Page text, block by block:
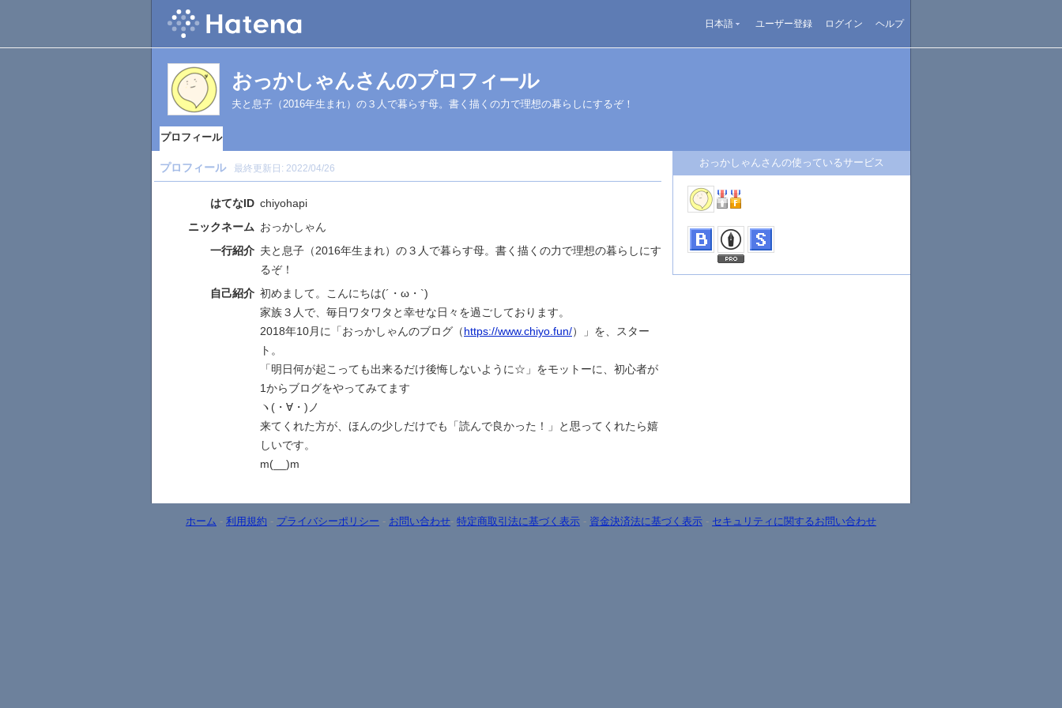
日本語 ユーザー登録 ログイン ヘルプ
おっかしゃんさんのプロフィール
夫と息子（2016年生まれ）の３人で暮らす母。書く描くの力で理想の暮らしにするぞ！
プロフィール
プロフィール 最終更新日: 2022/04/26
はてなID chiyohapi
ニックネーム おっかしゃん
一行紹介 夫と息子（2016年生まれ）の３人で暮らす母。書く描くの力で理想の暮らしにす
るぞ！
自己紹介 初めまして。こんにちは(´・ω・`)
家族３人で、毎日ワタワタと幸せな日々を過ごしております。
2018年10月に「おっかしゃんのブログ（https://www.chiyo.fun/）」を、スター
ト。
「明日何が起こっても出来るだけ後悔しないように☆」をモットーに、初心者が
1からブログをやってみてます
ヽ(・∀・)ノ
来てくれた方が、ほんの少しだけでも「読んで良かった！」と思ってくれたら嬉
しいです。
m(__)m
おっかしゃんさんの使っているサービス
ホーム - 利用規約 - プライバシーポリシー - お問い合わせ- 特定商取引法に基づく表示 - 資金決済法に基づく表示 - セキュリティに関するお問い合わせ